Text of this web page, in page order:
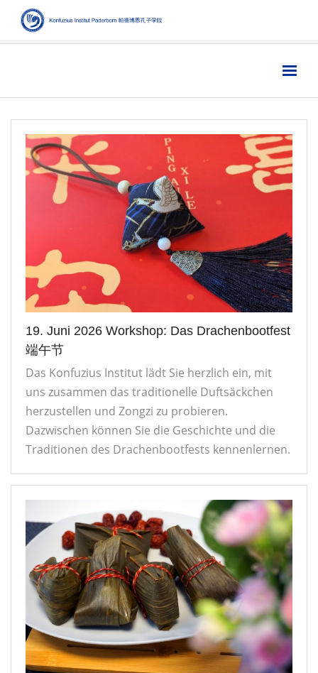
Institut学院
Aktuelles 新闻
Sprache 语言
Digitales
Business商业
Links链接
Kontakt联系我们
19. Juni 2026 Workshop: Das Drachenbootfest
端午节
Das Konfuzius Institut lädt Sie herzlich ein, mit
uns zusammen das traditionelle Duftsäckchen
herzustellen und Zongzi zu probieren.
Dazwischen können Sie die Geschichte und die
Traditionen des Drachenbootfests kennenlernen.